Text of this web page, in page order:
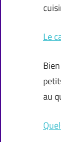
Le
au